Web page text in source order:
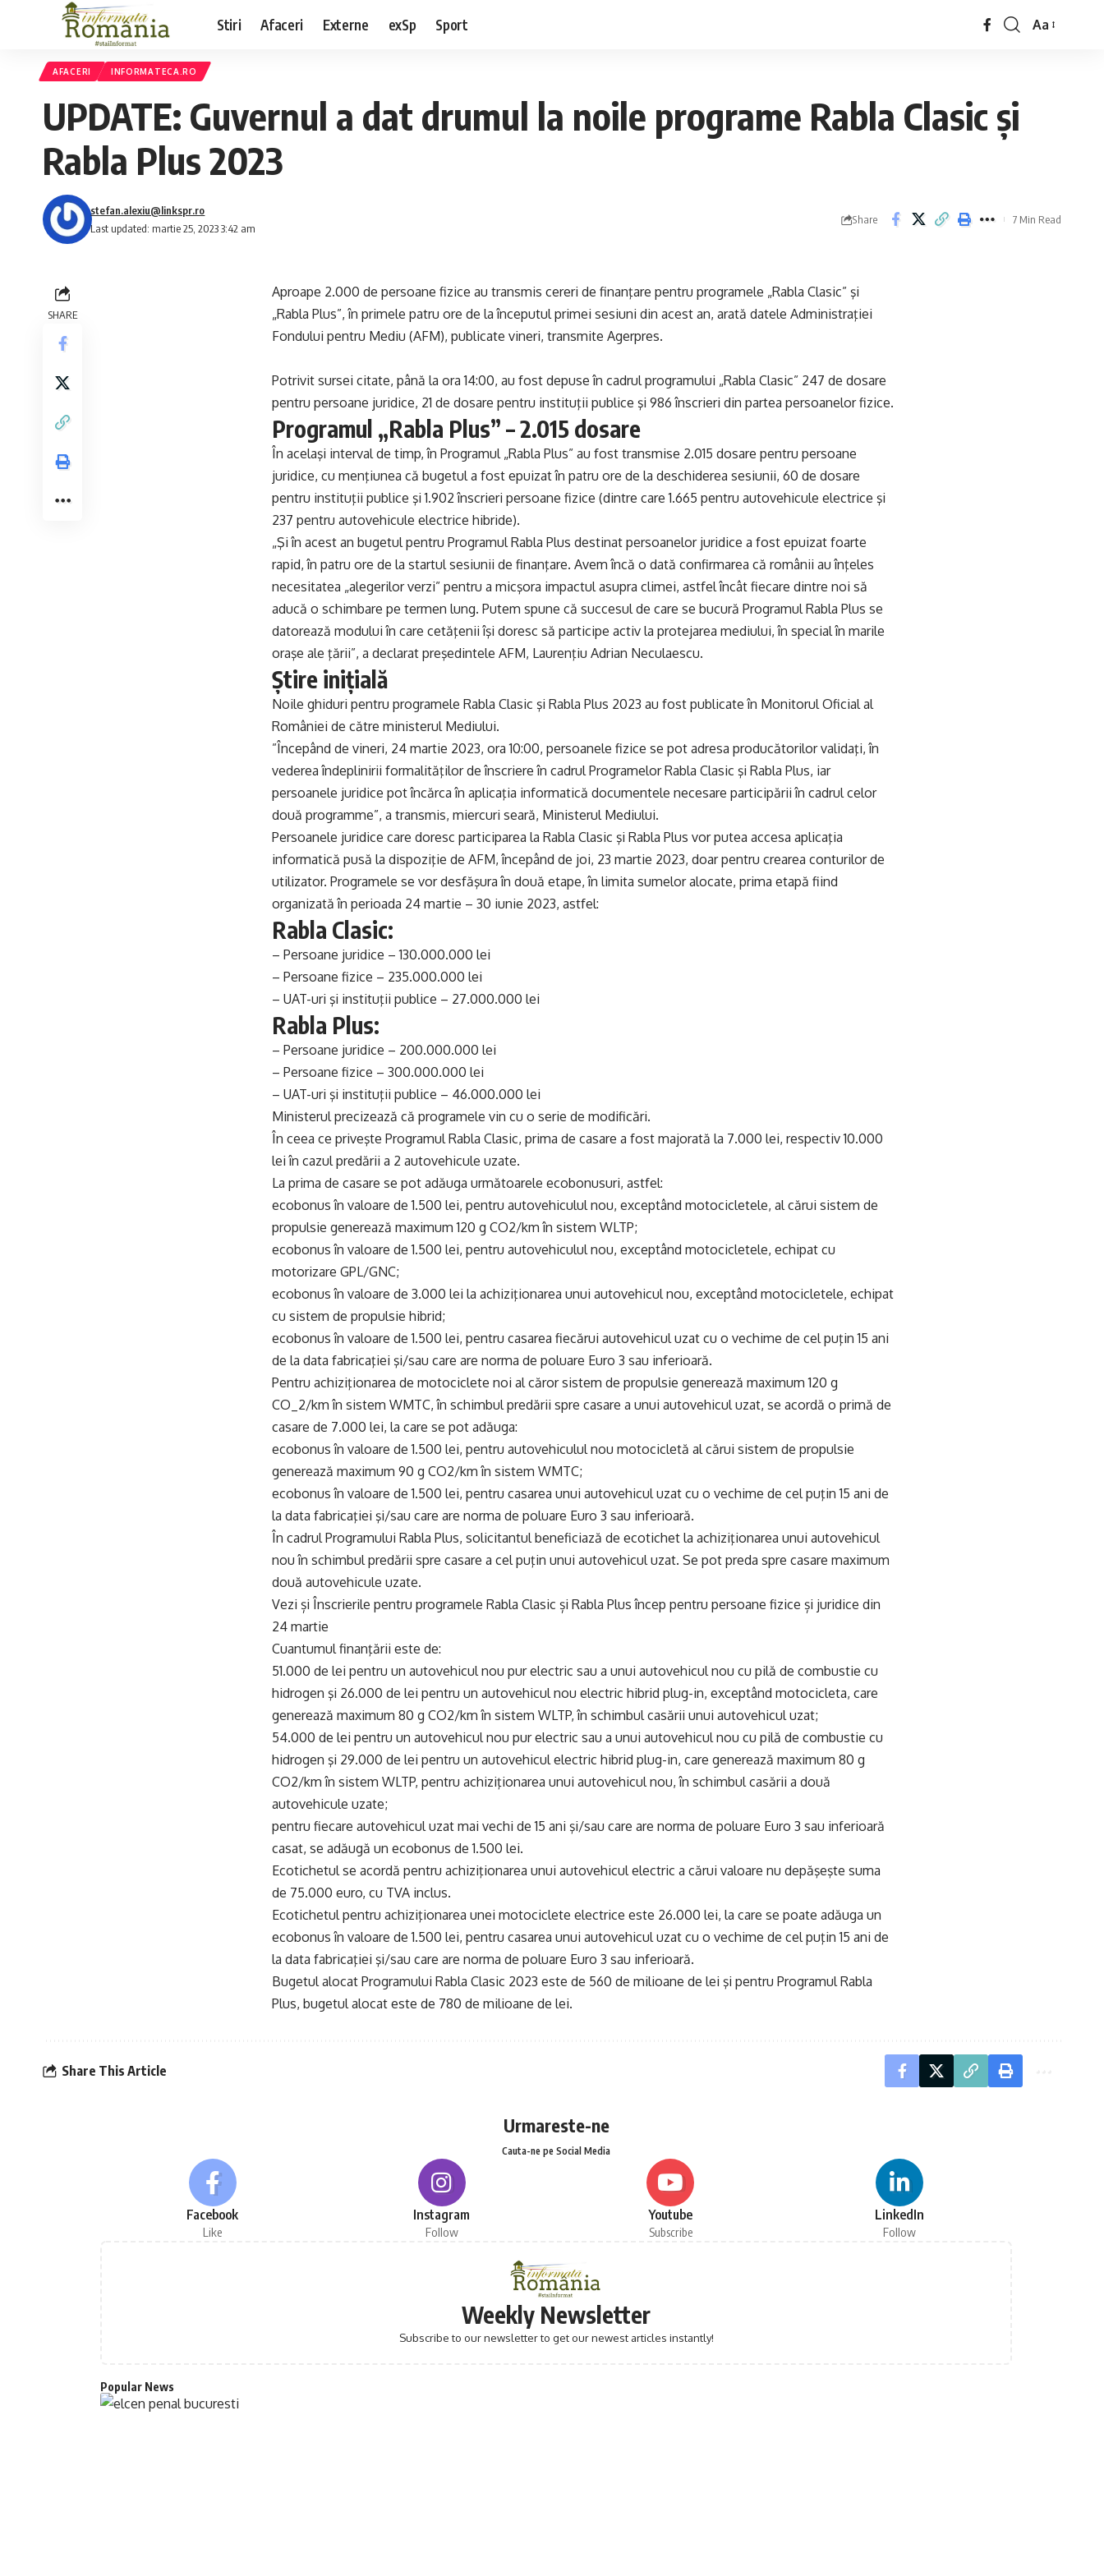
Stiri Afaceri Externe exSp Sport Aa
AFACERI INFORMATECA.RO
UPDATE: Guvernul a dat drumul la noile programe Rabla Clasic şi
Rabla Plus 2023
Last updated: martie 25, 2023 3:42 am
stefan.alexiu@linkspr.ro
Share 7 Min Read
SHARE
Aproape 2.000 de persoane fizice au transmis cereri de finanţare pentru programele „Rabla Clasic” şi
„Rabla Plus”, în primele patru ore de la începutul primei sesiuni din acest an, arată datele Administraţiei
Fondului pentru Mediu (AFM), publicate vineri, transmite Agerpres.
Potrivit sursei citate, până la ora 14:00, au fost depuse în cadrul programului „Rabla Clasic” 247 de dosare
pentru persoane juridice, 21 de dosare pentru instituţii publice şi 986 înscrieri din partea persoanelor fizice.
Programul „Rabla Plus” – 2.015 dosare
În acelaşi interval de timp, în Programul „Rabla Plus” au fost transmise 2.015 dosare pentru persoane
juridice, cu menţiunea că bugetul a fost epuizat în patru ore de la deschiderea sesiunii, 60 de dosare
pentru instituţii publice şi 1.902 înscrieri persoane fizice (dintre care 1.665 pentru autovehicule electrice şi
237 pentru autovehicule electrice hibride).
„Şi în acest an bugetul pentru Programul Rabla Plus destinat persoanelor juridice a fost epuizat foarte
rapid, în patru ore de la startul sesiunii de finanţare. Avem încă o dată confirmarea că românii au înţeles
necesitatea „alegerilor verzi” pentru a micşora impactul asupra climei, astfel încât fiecare dintre noi să
aducă o schimbare pe termen lung. Putem spune că succesul de care se bucură Programul Rabla Plus se
datorează modului în care cetăţenii îşi doresc să participe activ la protejarea mediului, în special în marile
oraşe ale ţării”, a declarat preşedintele AFM, Laurenţiu Adrian Neculaescu.
Știre inițială
Noile ghiduri pentru programele Rabla Clasic şi Rabla Plus 2023 au fost publicate în Monitorul Oficial al
României de către ministerul Mediului.
”Începând de vineri, 24 martie 2023, ora 10:00, persoanele fizice se pot adresa producătorilor validaţi, în
vederea îndeplinirii formalităţilor de înscriere în cadrul Programelor Rabla Clasic şi Rabla Plus, iar
persoanele juridice pot încărca în aplicaţia informatică documentele necesare participării în cadrul celor
două programme”, a transmis, miercuri seară, Ministerul Mediului.
Persoanele juridice care doresc participarea la Rabla Clasic şi Rabla Plus vor putea accesa aplicaţia
informatică pusă la dispoziţie de AFM, începând de joi, 23 martie 2023, doar pentru crearea conturilor de
utilizator. Programele se vor desfăşura în două etape, în limita sumelor alocate, prima etapă fiind
organizată în perioada 24 martie – 30 iunie 2023, astfel:
Rabla Clasic:
– Persoane juridice – 130.000.000 lei
– Persoane fizice – 235.000.000 lei
– UAT-uri şi instituţii publice – 27.000.000 lei
Rabla Plus:
– Persoane juridice – 200.000.000 lei
– Persoane fizice – 300.000.000 lei
– UAT-uri şi instituţii publice – 46.000.000 lei
Ministerul precizează că programele vin cu o serie de modificări.
În ceea ce priveşte Programul Rabla Clasic, prima de casare a fost majorată la 7.000 lei, respectiv 10.000
lei în cazul predării a 2 autovehicule uzate.
La prima de casare se pot adăuga următoarele ecobonusuri, astfel:
ecobonus în valoare de 1.500 lei, pentru autovehiculul nou, exceptând motocicletele, al cărui sistem de
propulsie generează maximum 120 g CO2/km în sistem WLTP;
ecobonus în valoare de 1.500 lei, pentru autovehiculul nou, exceptând motocicletele, echipat cu
motorizare GPL/GNC;
ecobonus în valoare de 3.000 lei la achiziţionarea unui autovehicul nou, exceptând motocicletele, echipat
cu sistem de propulsie hibrid;
ecobonus în valoare de 1.500 lei, pentru casarea fiecărui autovehicul uzat cu o vechime de cel puţin 15 ani
de la data fabricaţiei şi/sau care are norma de poluare Euro 3 sau inferioară.
Pentru achiziţionarea de motociclete noi al căror sistem de propulsie generează maximum 120 g
CO_2/km în sistem WMTC, în schimbul predării spre casare a unui autovehicul uzat, se acordă o primă de
casare de 7.000 lei, la care se pot adăuga:
ecobonus în valoare de 1.500 lei, pentru autovehiculul nou motocicletă al cărui sistem de propulsie
generează maximum 90 g CO2/km în sistem WMTC;
ecobonus în valoare de 1.500 lei, pentru casarea unui autovehicul uzat cu o vechime de cel puţin 15 ani de
la data fabricaţiei şi/sau care are norma de poluare Euro 3 sau inferioară.
În cadrul Programului Rabla Plus, solicitantul beneficiază de ecotichet la achiziţionarea unui autovehicul
nou în schimbul predării spre casare a cel puţin unui autovehicul uzat. Se pot preda spre casare maximum
două autovehicule uzate.
Vezi și Înscrierile pentru programele Rabla Clasic și Rabla Plus încep pentru persoane fizice și juridice din
24 martie
Cuantumul finanţării este de:
51.000 de lei pentru un autovehicul nou pur electric sau a unui autovehicul nou cu pilă de combustie cu
hidrogen şi 26.000 de lei pentru un autovehicul nou electric hibrid plug-in, exceptând motocicleta, care
generează maximum 80 g CO2/km în sistem WLTP, în schimbul casării unui autovehicul uzat;
54.000 de lei pentru un autovehicul nou pur electric sau a unui autovehicul nou cu pilă de combustie cu
hidrogen şi 29.000 de lei pentru un autovehicul electric hibrid plug-in, care generează maximum 80 g
CO2/km în sistem WLTP, pentru achiziţionarea unui autovehicul nou, în schimbul casării a două
autovehicule uzate;
pentru fiecare autovehicul uzat mai vechi de 15 ani şi/sau care are norma de poluare Euro 3 sau inferioară
casat, se adăugă un ecobonus de 1.500 lei.
Ecotichetul se acordă pentru achiziţionarea unui autovehicul electric a cărui valoare nu depăşeşte suma
de 75.000 euro, cu TVA inclus.
Ecotichetul pentru achiziţionarea unei motociclete electrice este 26.000 lei, la care se poate adăuga un
ecobonus în valoare de 1.500 lei, pentru casarea unui autovehicul uzat cu o vechime de cel puţin 15 ani de
la data fabricaţiei şi/sau care are norma de poluare Euro 3 sau inferioară.
Bugetul alocat Programului Rabla Clasic 2023 este de 560 de milioane de lei şi pentru Programul Rabla
Plus, bugetul alocat este de 780 de milioane de lei.
Share This Article
Urmareste-ne
Cauta-ne pe Social Media
Facebook
Like
Instagram
Follow
Youtube
Subscribe
LinkedIn
Follow
Weekly Newsletter
Subscribe to our newsletter to get our newest articles instantly!
Popular News